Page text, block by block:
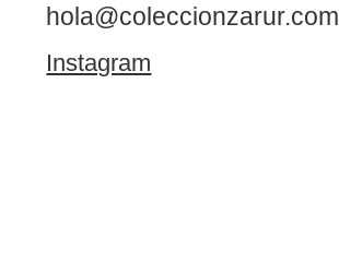
hola@coleccionzarur.com
Instagram